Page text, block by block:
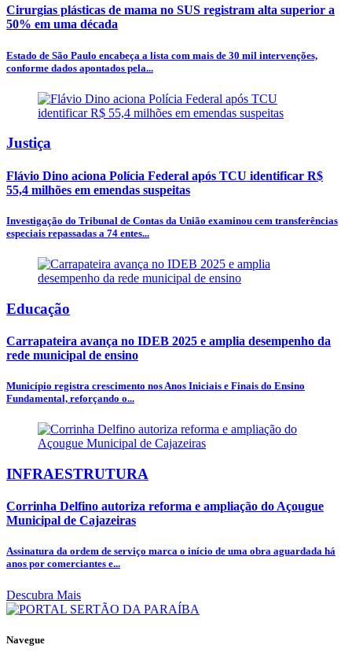
Cirurgias plásticas de mama no SUS registram alta superior a
50% em uma década
Estado de São Paulo encabeça a lista com mais de 30 mil intervenções,
conforme dados apontados pela...
Justiça
Flávio Dino aciona Polícia Federal após TCU identificar R$
55,4 milhões em emendas suspeitas
Investigação do Tribunal de Contas da União examinou cem transferências
especiais repassadas a 74 entes...
Educação
Carrapateira avança no IDEB 2025 e amplia desempenho da
rede municipal de ensino
Município registra crescimento nos Anos Iniciais e Finais do Ensino
Fundamental, reforçando o...
INFRAESTRUTURA
Corrinha Delfino autoriza reforma e ampliação do Açougue
Municipal de Cajazeiras
Assinatura da ordem de serviço marca o início de uma obra aguardada há
anos por comerciantes e...
Descubra Mais
Navegue